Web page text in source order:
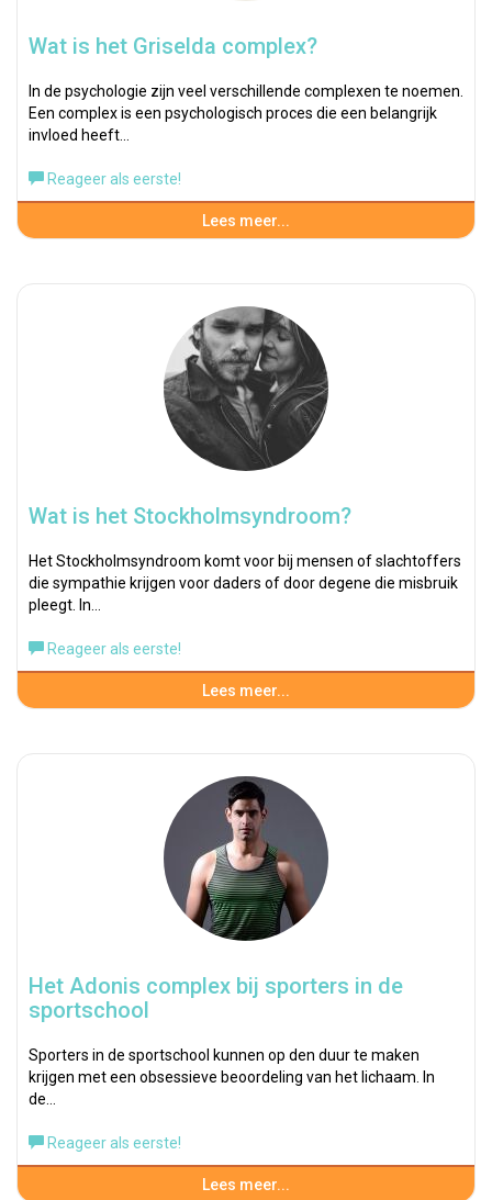
Wat is het Griselda complex?
In de psychologie zijn veel verschillende complexen te noemen.
Een complex is een psychologisch proces die een belangrijk
invloed heeft…
Reageer als eerste!
Lees meer...
Wat is het Stockholmsyndroom?
Het Stockholmsyndroom komt voor bij mensen of slachtoffers
die sympathie krijgen voor daders of door degene die misbruik
pleegt. In…
Reageer als eerste!
Lees meer...
Het Adonis complex bij sporters in de
sportschool
Sporters in de sportschool kunnen op den duur te maken
krijgen met een obsessieve beoordeling van het lichaam. In
de…
Reageer als eerste!
Lees meer...